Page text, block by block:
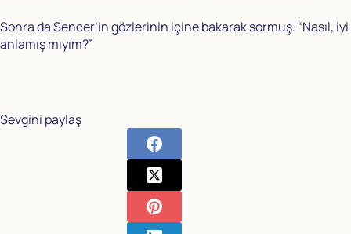
Sonra da Sencer’in gözlerinin içine bakarak sormuş. “Nasıl, iyi
anlamış mıyım?”
Sevgini paylaş